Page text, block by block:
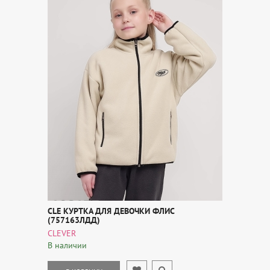
CLE КУРТКА ДЛЯ ДЕВОЧКИ ФЛИС
(757163ЛДД)
CLEVER
В наличии